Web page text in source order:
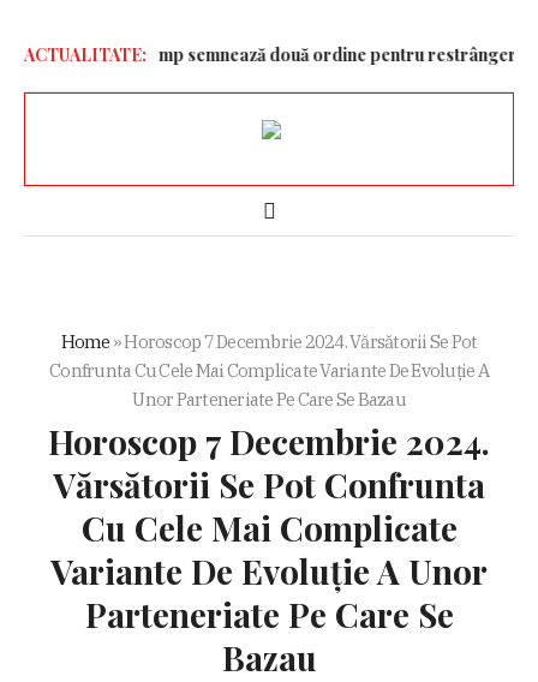
ACTUALITATE:
doară!” Trump semnează două ordine pentru restrângerea
Home »Horoscop 7 Decembrie 2024. Vărsătorii Se Pot
Confrunta Cu Cele Mai Complicate Variante De Evoluție A
Unor Parteneriate Pe Care Se Bazau
Horoscop 7 Decembrie 2024.
Vărsătorii Se Pot Confrunta
Cu Cele Mai Complicate
Variante De Evoluție A Unor
Parteneriate Pe Care Se
Bazau